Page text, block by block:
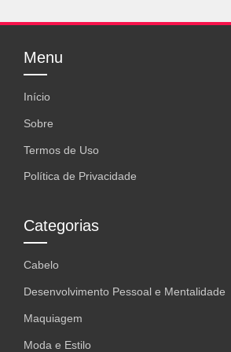
Menu
Início
Sobre
Termos de Uso
Política de Privacidade
Categorias
Cabelo
Desenvolvimento Pessoal e Mentalidade
Maquiagem
Moda e Estilo